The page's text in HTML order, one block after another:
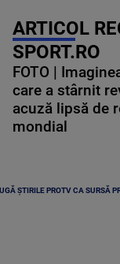
ARTICOL
SPORT.RO
FOTO |
care a stârnit
acuză lipsă de
mondial
ȘTIRILE PROTV CA SURSĂ